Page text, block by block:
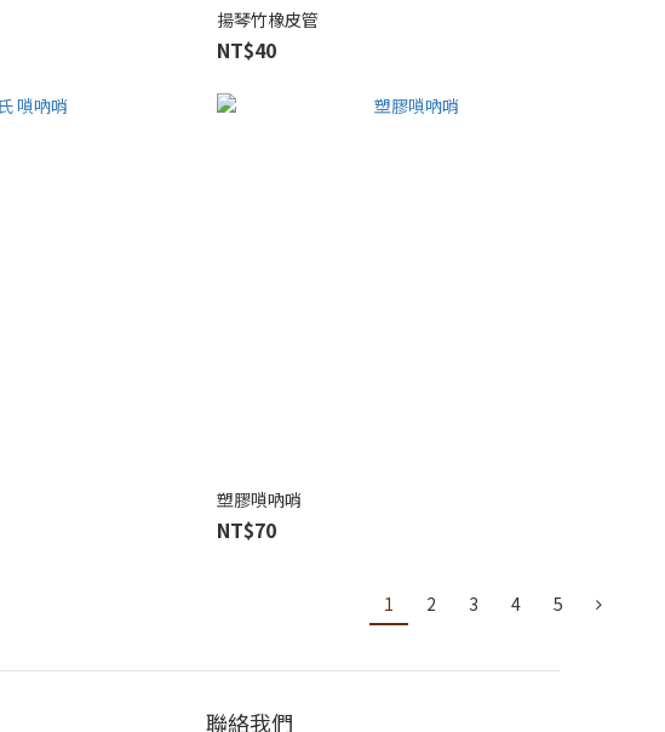
揚琴竹橡皮管
NT$40
塑膠嗩吶哨
NT$70
1 2 3 4 5
聯絡我們